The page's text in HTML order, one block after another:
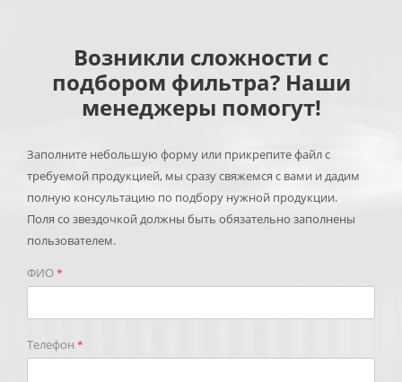
Возникли сложности с
подбором фильтра? Наши
менеджеры помогут!
Заполните небольшую форму или прикрепите файл с
требуемой продукцией, мы сразу свяжемся с вами и дадим
полную консультацию по подбору нужной продукции.
Поля со звездочкой должны быть обязательно заполнены
пользователем.
ФИО*
Телефон *